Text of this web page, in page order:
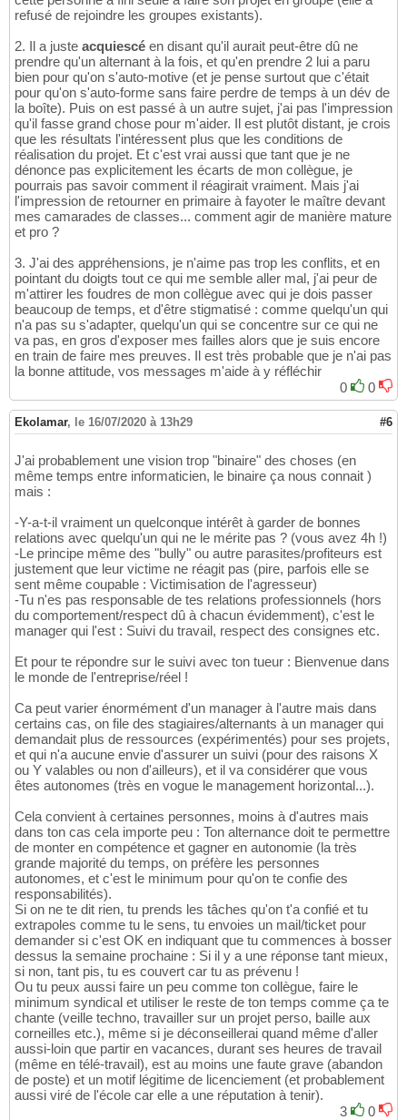
refusé de rejoindre les groupes existants).
2. Il a juste acquiescé en disant qu'il aurait peut-être dû ne
prendre qu'un alternant à la fois, et qu'en prendre 2 lui a paru
bien pour qu'on s'auto-motive (et je pense surtout que c'était
pour qu'on s'auto-forme sans faire perdre de temps à un dév de
la boîte). Puis on est passé à un autre sujet, j'ai pas l'impression
qu'il fasse grand chose pour m'aider. Il est plutôt distant, je crois
que les résultats l'intéressent plus que les conditions de
réalisation du projet. Et c'est vrai aussi que tant que je ne
dénonce pas explicitement les écarts de mon collègue, je
pourrais pas savoir comment il réagirait vraiment. Mais j'ai
l'impression de retourner en primaire à fayoter le maître devant
mes camarades de classes... comment agir de manière mature
et pro ?
3. J'ai des appréhensions, je n'aime pas trop les conflits, et en
pointant du doigts tout ce qui me semble aller mal, j'ai peur de
m'attirer les foudres de mon collègue avec qui je dois passer
beaucoup de temps, et d'être stigmatisé : comme quelqu'un qui
n'a pas su s'adapter, quelqu'un qui se concentre sur ce qui ne
va pas, en gros d'exposer mes failles alors que je suis encore
en train de faire mes preuves. Il est très probable que je n'ai pas
la bonne attitude, vos messages m'aide à y réfléchir
0
0
Ekolamar, le 16/07/2020 à 13h29 #6
J'ai probablement une vision trop "binaire" des choses (en
même temps entre informaticien, le binaire ça nous connait )
mais :
-Y-a-t-il vraiment un quelconque intérêt à garder de bonnes
relations avec quelqu'un qui ne le mérite pas ? (vous avez 4h !)
-Le principe même des "bully" ou autre parasites/profiteurs est
justement que leur victime ne réagit pas (pire, parfois elle se
sent même coupable : Victimisation de l'agresseur)
-Tu n'es pas responsable de tes relations professionnels (hors
du comportement/respect dû à chacun évidemment), c'est le
manager qui l'est : Suivi du travail, respect des consignes etc.
Et pour te répondre sur le suivi avec ton tueur : Bienvenue dans
le monde de l'entreprise/réel !
Ca peut varier énormément d'un manager à l'autre mais dans
certains cas, on file des stagiaires/alternants à un manager qui
demandait plus de ressources (expérimentés) pour ses projets,
et qui n'a aucune envie d'assurer un suivi (pour des raisons X
ou Y valables ou non d'ailleurs), et il va considérer que vous
êtes autonomes (très en vogue le management horizontal...).
Cela convient à certaines personnes, moins à d'autres mais
dans ton cas cela importe peu : Ton alternance doit te permettre
de monter en compétence et gagner en autonomie (la très
grande majorité du temps, on préfère les personnes
autonomes, et c'est le minimum pour qu'on te confie des
responsabilités).
Si on ne te dit rien, tu prends les tâches qu'on t'a confié et tu
extrapoles comme tu le sens, tu envoies un mail/ticket pour
demander si c'est OK en indiquant que tu commences à bosser
dessus la semaine prochaine : Si il y a une réponse tant mieux,
si non, tant pis, tu es couvert car tu as prévenu !
Ou tu peux aussi faire un peu comme ton collègue, faire le
minimum syndical et utiliser le reste de ton temps comme ça te
chante (veille techno, travailler sur un projet perso, baille aux
corneilles etc.), même si je déconseillerai quand même d'aller
aussi-loin que partir en vacances, durant ses heures de travail
(même en télé-travail), est au moins une faute grave (abandon
de poste) et un motif légitime de licenciement (et probablement
aussi viré de l'école car elle a une réputation à tenir).
3
0